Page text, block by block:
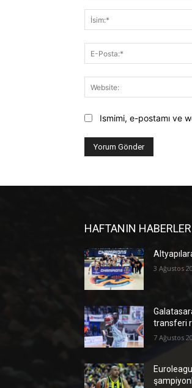
Ismimi, e-postamı ve
HAFTANIN
3 Ağustos
transferi
7 Ağustos